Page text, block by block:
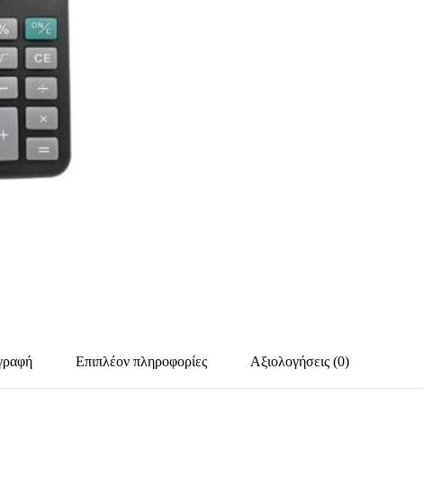
Επιπλέον πληροφορίες Αξιολογήσεις (0)